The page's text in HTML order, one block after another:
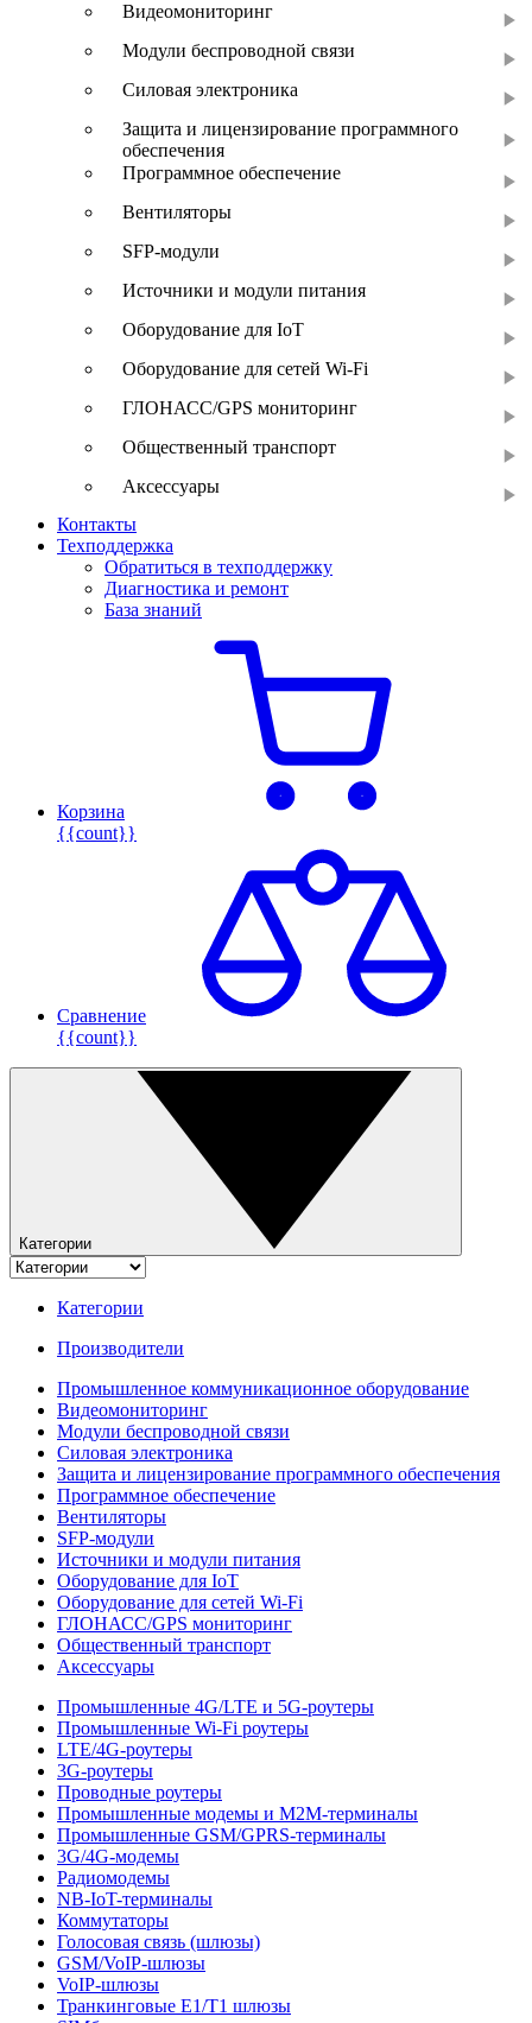
Видеомониторинг
Модули беспроводной связи
Силовая электроника
Защита и лицензирование программного
обеспечения
Программное обеспечение
Вентиляторы
SFP-модули
Источники и модули питания
Оборудование для IoT
Оборудование для сетей Wi-Fi
ГЛОНАСС/GPS мониторинг
Общественный транспорт
Аксессуары
Контакты
Техподдержка
Обратиться в техподдержку
Диагностика и ремонт
База знаний
Корзина
{{count}}
Сравнение
{{count}}
Категории
Категории
Производители
Промышленное коммуникационное оборудование
Видеомониторинг
Модули беспроводной связи
Силовая электроника
Защита и лицензирование программного обеспечения
Программное обеспечение
Вентиляторы
SFP-модули
Источники и модули питания
Оборудование для IoT
Оборудование для сетей Wi-Fi
ГЛОНАСС/GPS мониторинг
Общественный транспорт
Аксессуары
Промышленные 4G/LTE и 5G-роутеры
Промышленные Wi-Fi роутеры
LTE/4G-роутеры
3G-роутеры
Проводные роутеры
Промышленные модемы и M2M-терминалы
Промышленные GSM/GPRS-терминалы
3G/4G-модемы
Радиомодемы
NB-IoT-терминалы
Коммутаторы
Голосовая связь (шлюзы)
GSM/VoIP-шлюзы
VoIP-шлюзы
Транкинговые E1/T1 шлюзы